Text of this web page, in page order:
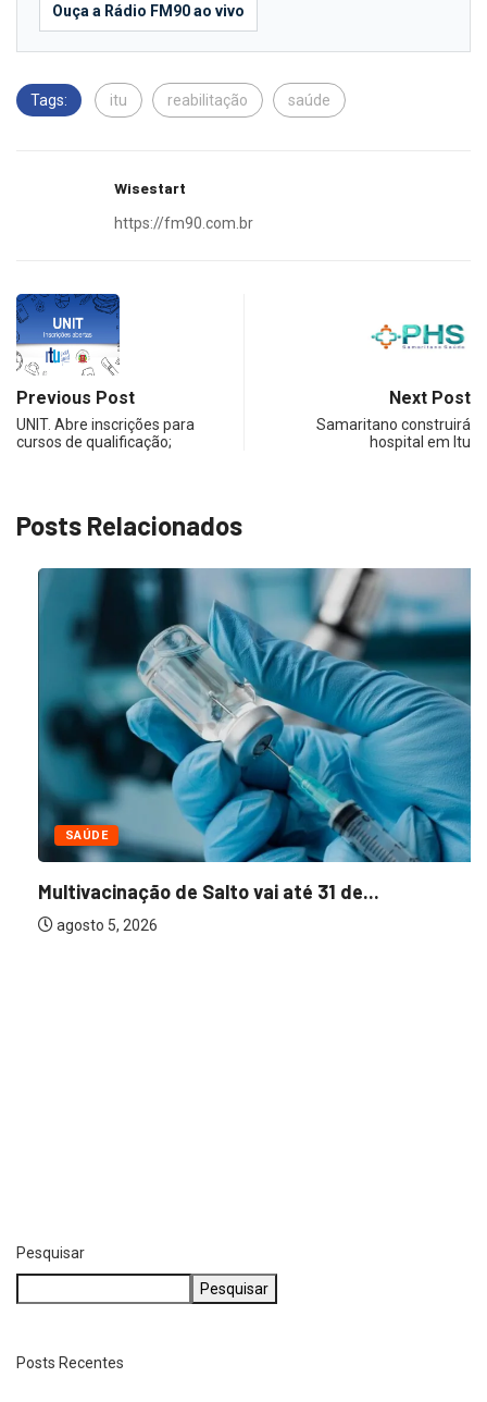
Ouça a Rádio FM90 ao vivo
Tags: itu reabilitação saúde
Wisestart
https://fm90.com.br
Previous Post
UNIT. Abre inscrições para
cursos de qualificação;
Next Post
Samaritano construirá
hospital em Itu
Posts Relacionados
SAÚDE
Multivacinação de Salto vai até 31 de...
agosto 5, 2026
Pesquisar
Pesquisar
Posts Recentes